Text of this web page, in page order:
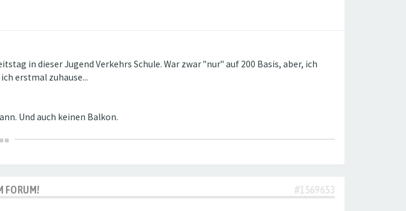
in dieser Jugend Verkehrs Schule. War zwar "nur" auf 200 Basis, aber, ich
erstmal zuhause...
Und auch keinen Balkon.
FORUM! #1569653